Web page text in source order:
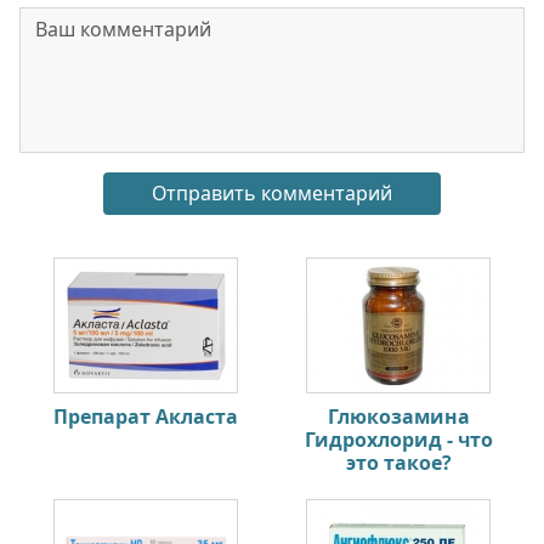
Препарат Акласта
Глюкозамина
Гидрохлорид - что
это такое?